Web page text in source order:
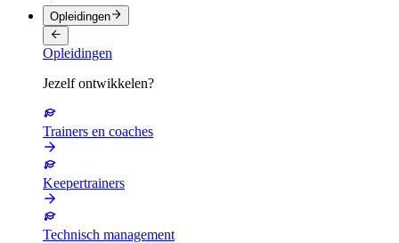
Opleidingen
Opleidingen
Jezelf ontwikkelen?
Trainers en coaches
Keepertrainers
Technisch management